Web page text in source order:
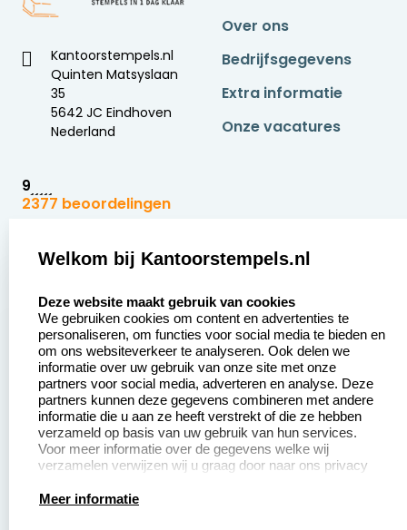
Kantoorstempels.nl
Quinten Matsyslaan
35
5642 JC Eindhoven
Nederland
9
2377 beoordelingen
Over ons
Bedrijfsgegevens
Extra informatie
Onze vacatures
Zakelijk:
Aanvraag op maat
Betaling &
Verzending
Wederverkoper
worden
Sale
Klantenservice:
Contact opnemen
Veel gestelde vragen
Retourneren
Herroepingsrecht
Productinformatie:
Welkom bij Kantoorstempels.nl
Deze website maakt gebruik van cookies
We gebruiken cookies om content en advertenties te
personaliseren, om functies voor social media te bieden en
om ons websiteverkeer te analyseren. Ook delen we
informatie over uw gebruik van onze site met onze
partners voor social media, adverteren en analyse. Deze
partners kunnen deze gegevens combineren met andere
informatie die u aan ze heeft verstrekt of die ze hebben
verzameld op basis van uw gebruik van hun services.
Voor meer informatie over de gegevens welke wij
verzamelen verwijzen wij u graag door naar ons privacy
Meer informatie